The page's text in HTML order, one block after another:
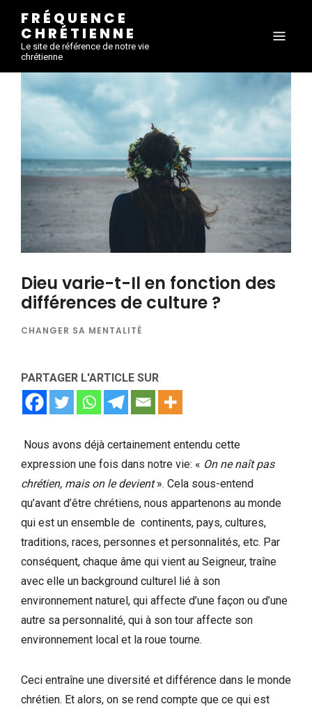
FRÉQUENCE
CHRÉTIENNE
Le site de référence de notre vie
chrétienne
Dieu varie-t-Il en fonction des
différences de culture ?
CHANGER SA MENTALITÉ
PARTAGER L'ARTICLE SUR
Nous avons déjà certainement entendu cette
expression une fois dans notre vie: « On ne naît pas
chrétien, mais on le devient». Cela sous-entend
qu’avant d’être chrétiens, nous appartenons au monde
qui est un ensemble de continents, pays, cultures,
traditions, races, personnes et personnalités, etc. Par
conséquent, chaque âme qui vient au Seigneur, traîne
avec elle un background culturel lié à son
environnement naturel, qui affecte d’une façon ou d’une
autre sa personnalité, qui à son tour affecte son
environnement local et la roue tourne.
Ceci entraîne une diversité et différence dans le monde
chrétien. Et alors, on se rend compte que ce qui est